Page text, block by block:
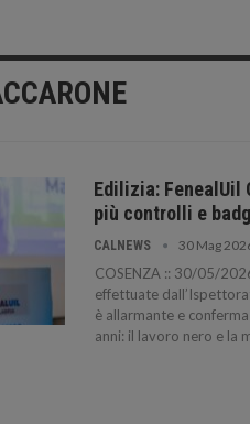
Edilizia: FenealUil
più controlli e
CALNEWS 30 Mag
COSENZA :: 30/05/
effettuate
è allarmante e
anni: il lavoro nero e la